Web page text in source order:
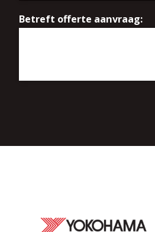
Betreft offerte aanvraag: